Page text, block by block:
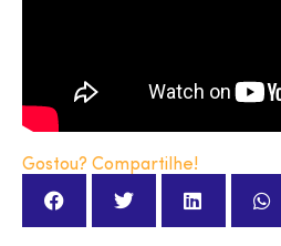
Gostou? Compartilhe!